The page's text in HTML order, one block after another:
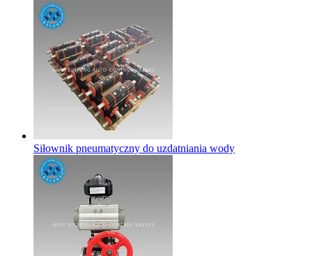
Siłownik pneumatyczny do uzdatniania wody